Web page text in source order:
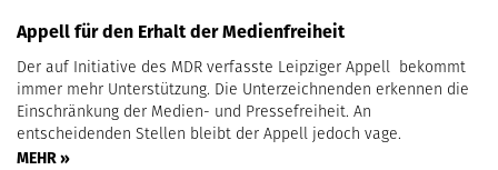
Appell für den Erhalt der Medienfreiheit
Der auf Initiative des MDR verfasste Leipziger Appell bekommt
immer mehr Unterstützung. Die Unterzeichnenden erkennen die
Einschränkung der Medien- und Pressefreiheit. An
entscheidenden Stellen bleibt der Appell jedoch vage.
MEHR »